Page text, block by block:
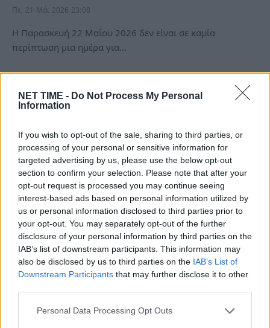
NET TIME - Do Not Process My Personal
Information
If you wish to opt-out of the sale, sharing to third parties, or
processing of your personal or sensitive information for
targeted advertising by us, please use the below opt-out
section to confirm your selection. Please note that after your
opt-out request is processed you may continue seeing
interest-based ads based on personal information utilized by
us or personal information disclosed to third parties prior to
your opt-out. You may separately opt-out of the further
disclosure of your personal information by third parties on the
IAB’s list of downstream participants. This information may
also be disclosed by us to third parties on the IAB’s List of
Downstream Participants that may further disclose it to other
Personal Data Processing Opt Outs
Πε, 21 Μάι 2026 23:08
Η Παρασκευή 22 Μαΐου 2026 δεν είναι σε καμία
περίπτωση μια ημέρα για…
Τα 3 ζώδια που προσελκύουν οικονομική
επιτυχία έως τις 24 Μαΐου – «Νέες
δυνατότητες και απρόσμενες ευκαιρίες»
Πε, 21 Μάι 2026 11:05
Κριοί. Τη Δευτέρα 18 Μαΐου, ο Άρης…